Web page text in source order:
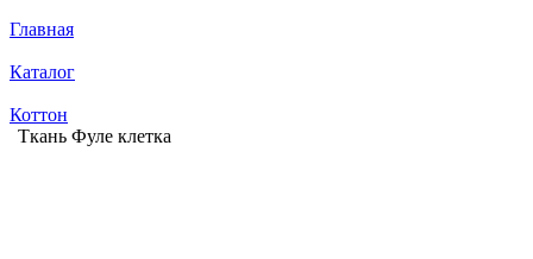
Главная
Каталог
Коттон
Ткань Фуле клетка